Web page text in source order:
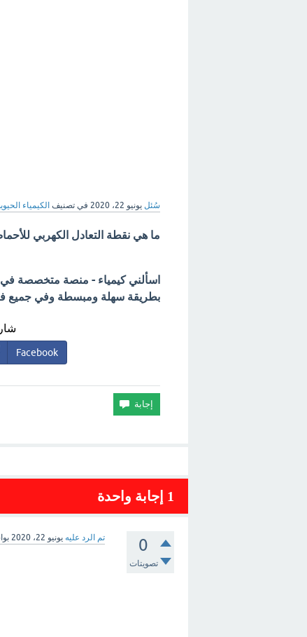
سُئل يونيو 22، 2020 في تصنيف الكيمياء
ما هي نقطة التعادل الكهربي
اسألني كيمياء - منصة متخصصة في
بطريقة سهلة ومبسطة وفي جميع
Facebook
1 إجابة واحدة
0
تصويتات
تم الرد عليه يونيو 22، 2020